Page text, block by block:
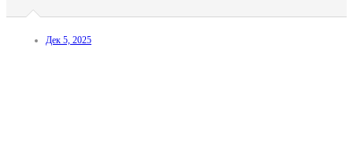
Дек 5, 2025